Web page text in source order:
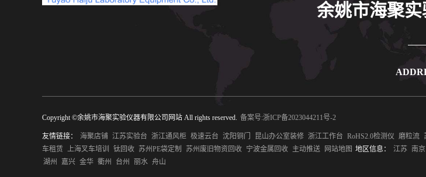
余姚市海聚
Copyright ©余姚市海聚实验仪器有限公司网站 All rights reserved. 备案号:浙ICP备2023044211号-2
友情链接： 海聚店铺 江苏实验台 浙江通风柜 极速云台 沈阳铜门 昆山办公室装修 浙江工作台 RoHS2.0检测仪 磨粒流
车租赁 上海叉车培训 钛回收 苏州PE袋定制 苏州废旧物资回收 宁波金属回收 主动推送 网站地图 地区信息： 江苏 南京
湖州
嘉兴 金华 衢州 台州 丽水 舟山